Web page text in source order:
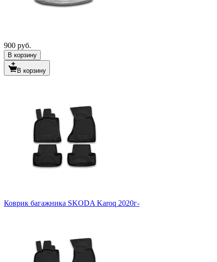
900 руб.
В корзину
В корзину
Коврик багажника SKODA Karoq 2020г-